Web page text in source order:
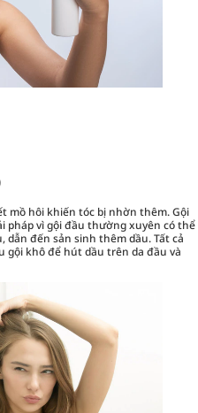
mồ hôi khiến tóc bị nhờn thêm. Gội
pháp vì gội đầu thường xuyên có thể
dẫn đến sản sinh thêm dầu. Tất cả
gội khô để hút dầu trên da đầu và